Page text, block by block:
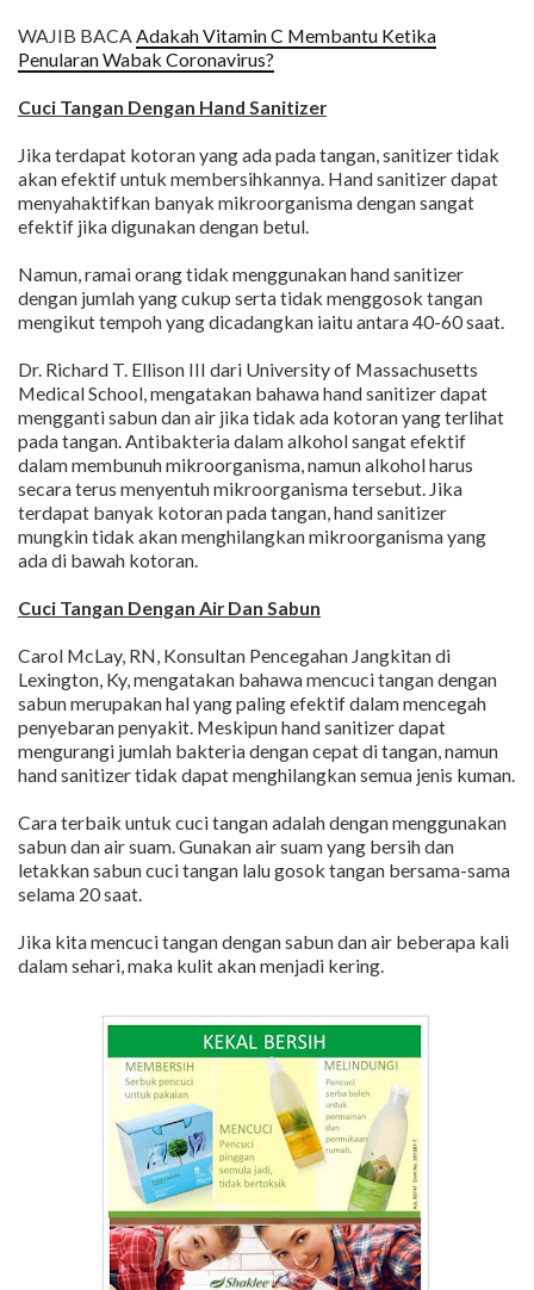
WAJIB BACA Adakah Vitamin C Membantu Ketika
Penularan Wabak Coronavirus?
Cuci Tangan Dengan Hand Sanitizer
Jika terdapat kotoran yang ada pada tangan, sanitizer tidak
akan efektif untuk membersihkannya. Hand sanitizer dapat
menyahaktifkan banyak mikroorganisma dengan sangat
efektif jika digunakan dengan betul.
Namun, ramai orang tidak menggunakan hand sanitizer
dengan jumlah yang cukup serta tidak menggosok tangan
mengikut tempoh yang dicadangkan iaitu antara 40-60 saat.
Dr. Richard T. Ellison III dari University of Massachusetts
Medical School, mengatakan bahawa hand sanitizer dapat
mengganti sabun dan air jika tidak ada kotoran yang terlihat
pada tangan. Antibakteria dalam alkohol sangat efektif
dalam membunuh mikroorganisma, namun alkohol harus
secara terus menyentuh mikroorganisma tersebut. Jika
terdapat banyak kotoran pada tangan, hand sanitizer
mungkin tidak akan menghilangkan mikroorganisma yang
ada di bawah kotoran.
Cuci Tangan Dengan Air Dan Sabun
Carol McLay, RN, Konsultan Pencegahan Jangkitan di
Lexington, Ky, mengatakan bahawa mencuci tangan dengan
sabun merupakan hal yang paling efektif dalam mencegah
penyebaran penyakit. Meskipun hand sanitizer dapat
mengurangi jumlah bakteria dengan cepat di tangan, namun
hand sanitizer tidak dapat menghilangkan semua jenis kuman.
Cara terbaik untuk cuci tangan adalah dengan menggunakan
sabun dan air suam. Gunakan air suam yang bersih dan
letakkan sabun cuci tangan lalu gosok tangan bersama-sama
selama 20 saat.
Jika kita mencuci tangan dengan sabun dan air beberapa kali
dalam sehari, maka kulit akan menjadi kering.